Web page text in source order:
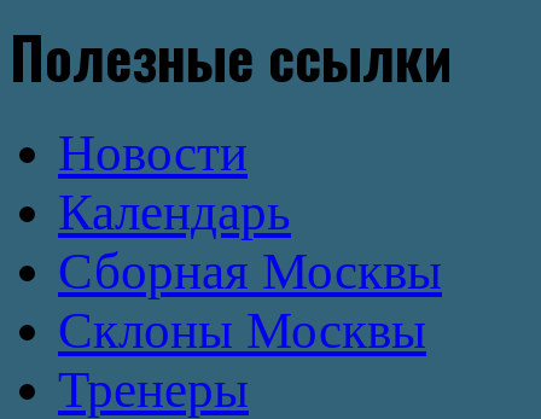
Полезные ссылки
Новости
Календарь
Сборная Москвы
Склоны Москвы
Тренеры